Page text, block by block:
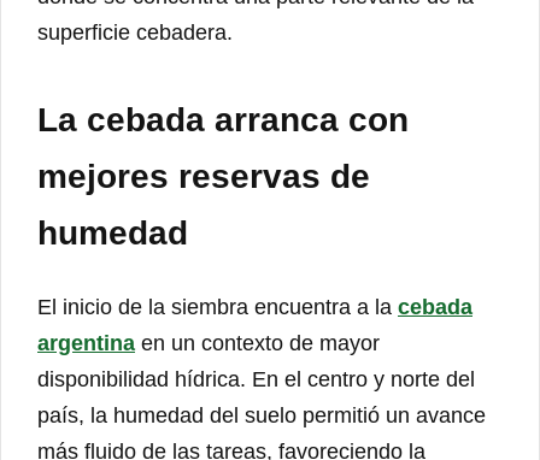
superficie cebadera.
La cebada arranca con
mejores reservas de
humedad
El inicio de la siembra encuentra a la cebada
argentina en un contexto de mayor
disponibilidad hídrica. En el centro y norte del
país, la humedad del suelo permitió un avance
más fluido de las tareas, favoreciendo la